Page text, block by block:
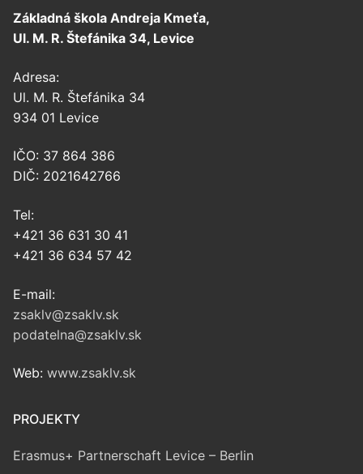
Základná škola Andreja Kmeťa,
Ul. M. R. Štefánika 34, Levice
Adresa:
Ul. M. R. Štefánika 34
934 01 Levice
IČO: 37 864 386
DIČ: 2021642766
Tel:
+421 36 631 30 41
+421 36 634 57 42
E-mail:
zsaklv@zsaklv.sk
podatelna@zsaklv.sk
Web: www.zsaklv.sk
PROJEKTY
Erasmus+ Partnerschaft Levice – Berlin